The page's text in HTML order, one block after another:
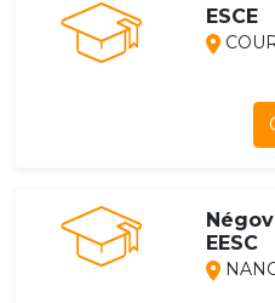
ESCE
EESC